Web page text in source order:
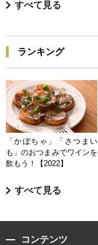
すべて見る
ランキング
「かぼちゃ」「さつまい
も」のおつまみでワインを
飲もう！【2022】
すべて見る
コンテンツ